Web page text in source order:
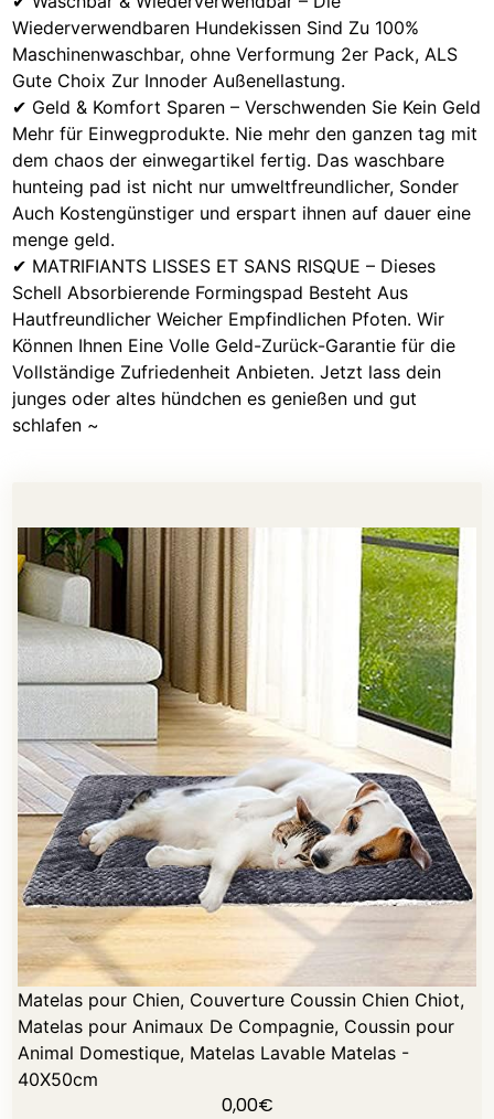
Wiederverwendbaren Hundekissen Sind Zu 100%
Maschinenwaschbar, ohne Verformung 2er Pack, ALS
Gute Choix Zur Innoder Außenellastung.
✔ Geld & Komfort Sparen – Verschwenden Sie Kein Geld
Mehr für Einwegprodukte. Nie mehr den ganzen tag mit
dem chaos der einwegartikel fertig. Das waschbare
hunteing pad ist nicht nur umweltfreundlicher, Sonder
Auch Kostengünstiger und erspart ihnen auf dauer eine
menge geld.
✔ MATRIFIANTS LISSES ET SANS RISQUE – Dieses
Schell Absorbierende Formingspad Besteht Aus
Hautfreundlicher Weicher Empfindlichen Pfoten. Wir
Können Ihnen Eine Volle Geld-Zurück-Garantie für die
Vollständige Zufriedenheit Anbieten. Jetzt lass dein
junges oder altes hündchen es genießen und gut
schlafen ~
Matelas pour Chien, Couverture Coussin Chien Chiot,
Matelas pour Animaux De Compagnie, Coussin pour
Animal Domestique, Matelas Lavable Matelas -
40X50cm
0,00€